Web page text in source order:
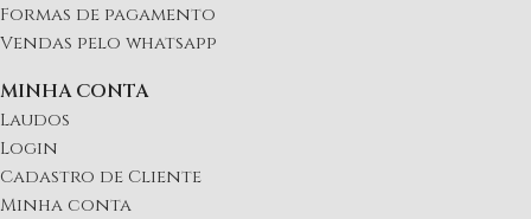
Formas de pagamento
Vendas pelo whatsapp
MINHA CONTA
Laudos
Login
Cadastro de Cliente
Minha conta